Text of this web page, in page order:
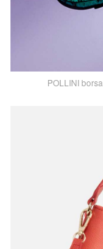
POLLINI